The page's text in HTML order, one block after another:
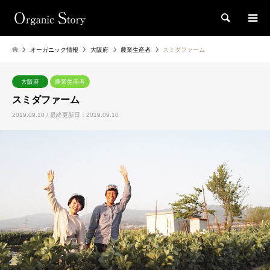
検索
オーガニック情報 大阪府 農業生産者 スミダファーム
大阪府 農業生産者
スミダファーム
2019.09.10 / 最終更新日：2019.09.10